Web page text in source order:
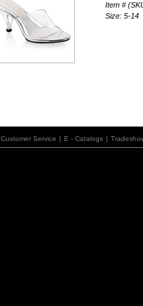
Item #
Size: 5-14
Customer Service | E - Catalogs |